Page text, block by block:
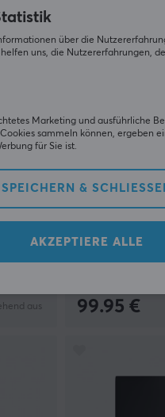
-
aus 99.95 €
über die
uns, die Nutzererfahrungen,
Marketing und ausführliche
sammeln können, ergeben
für Sie ist.
SPEICHERN & SCHLIESSEN
AKZEPTIERE ALLE